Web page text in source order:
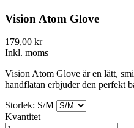
Vision Atom Glove
179,00 kr
Inkl. moms
Vision Atom Glove är en lätt,
handflatan erbjuder den perfekt
Storlek: S/M
Kvantitet